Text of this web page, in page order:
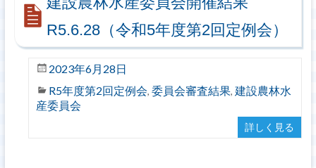
R5.6.28（令和5年度第2回定例会）
2023年6月28日
R5年度第2回定例会, 委員会審査結果, 建設農林水
産委員会
詳しく見る